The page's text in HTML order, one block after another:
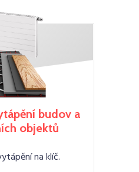
budov a
objektů
na klíč.